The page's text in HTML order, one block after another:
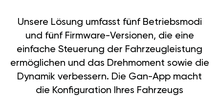
Unsere Lösung umfasst fünf Betriebsmodi
und fünf Firmware-Versionen, die eine
einfache Steuerung der Fahrzeugleistung
ermöglichen und das Drehmoment sowie die
Dynamik verbessern. Die Gan-App macht
die Konfiguration Ihres Fahrzeugs